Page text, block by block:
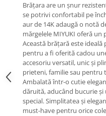
Brățara are un șnur
se potrivi confortabil pe
aur de 14K adaugă o notă
mărgelele MIYUKI oferă un
Această brățară este
pentru a fi oferită cadou
accesoriu versatil, unic și
prieteni, familie sau pentru
Ambalată într-o cutie
dăruită, aducând bucurie
special. Simplitatea și
must-have pentru orice